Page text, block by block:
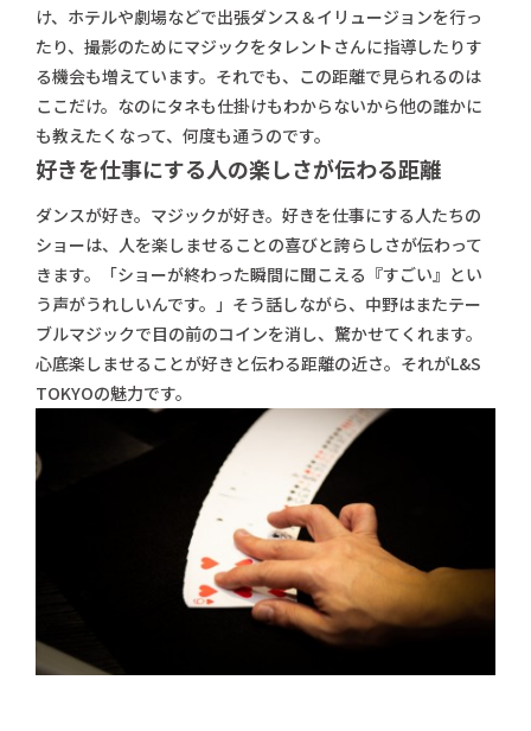
け、ホテルや劇場などで出張ダンス＆イリュージョンを行っ
たり、撮影のためにマジックをタレントさんに指導したりす
る機会も増えています。それでも、この距離で見られるのは
ここだけ。なのにタネも仕掛けもわからないから他の誰かに
も教えたくなって、何度も通うのです。
好きを仕事にする人の楽しさが伝わる距離
ダンスが好き。マジックが好き。好きを仕事にする人たちの
ショーは、人を楽しませることの喜びと誇らしさが伝わって
きます。「ショーが終わった瞬間に聞こえる『すごい』とい
う声がうれしいんです。」そう話しながら、中野はまたテー
ブルマジックで目の前のコインを消し、驚かせてくれます。
心底楽しませることが好きと伝わる距離の近さ。それがL&S
TOKYOの魅力です。